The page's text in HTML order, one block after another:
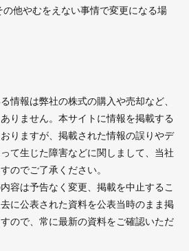
他やむをえない事情で変更になる場
情報は弊社の株式の購入や売却など、
りません。本サイトに情報を掲載する
りますが、掲載された情報の誤りやデ
て生じた障害などに関しまして、当社
のでご了承ください。
容は予告なく変更、掲載を中止するこ
に公表された資料を公表当時のまま掲
ので、常に最新の資料をご確認いただ